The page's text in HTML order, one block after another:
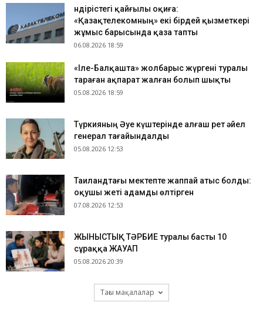
Өндірістегі қайғылы оқиға:
«Қазақтелекомның» екі бірдей қызметкері
жұмыс барысында қаза тапты
06.08.2026 18:59
«Іле-Балқашта» жолбарыс жүргені туралы
тараған ақпарат жалған болып шықты
05.08.2026 18:59
Түркияның Әуе күштерінде алғаш рет әйел
генерал тағайындалды
05.08.2026 12:53
Таиландтағы мектепте жаппай атыс болды:
оқушы жеті адамды өлтірген
07.08.2026 12:53
ЖЫНЫСТЫҚ ТӘРБИЕ туралы басты 10
сұраққа ЖАУАП
05.08.2026 20:39
Тағы мақалалар